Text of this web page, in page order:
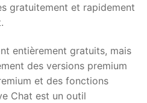
gratuitement et rapidement
entièrement gratuits, mais
des versions premium
et des fonctions
Chat est un outil